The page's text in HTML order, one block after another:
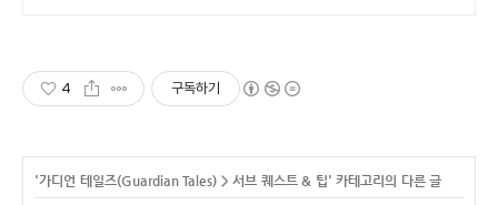
4 구독하기
'가디언 테일즈(Guardian Tales) > 서브 퀘스트 & 팁' 카테고리의 다른 글